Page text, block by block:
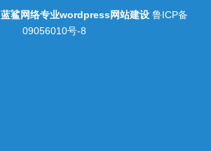
蓝鲨网络专业wordpress网站建设 鲁ICP备
09056010号-8